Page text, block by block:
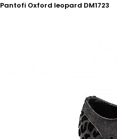
Pantofi Oxford leopard DM1723